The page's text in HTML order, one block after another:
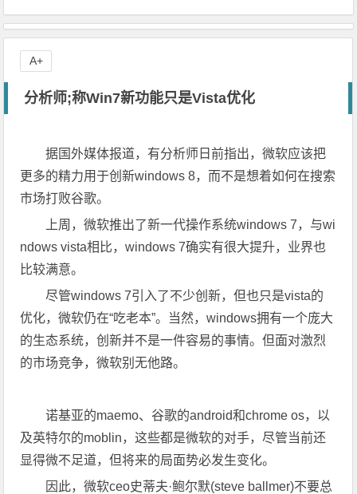
分析师;称Win7新功能只是Vista优化
据国外媒体报道，有分析师日前指出，微软应该把
更多的精力用于创新windows 8，而不是想着如何在搜索
市场打败谷歌。
上周，微软推出了新一代操作系统windows 7，与wi
ndows vista相比，windows 7确实有很大提升，业界也
比较满意。
尽管windows 7引入了不少创新，但也只是vista的
优化，微软仍在“吃老本”。当然，windows拥有一个庞大
的生态系统，创新并不是一件容易的事情。但面对激烈
的市场竞争，微软别无他路。
诺基亚的maemo、谷歌的android和chrome os，以
及英特尔的moblin，这些都是微软的对手，尽管当前还
显得微不足道，但将来的局面势必发生变化。
因此，微软ceo史蒂夫·鲍尔默(steve ballmer)不要总
A+